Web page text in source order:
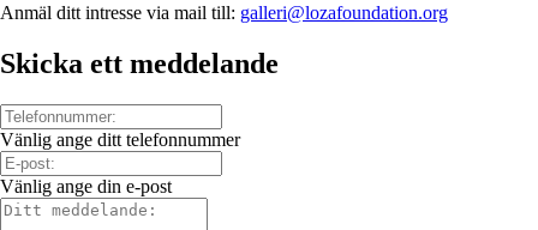
Anmäl ditt intresse via mail till: galleri@lozafoundation.org
Skicka ett meddelande
Vänlig ange ditt telefonnummer
Vänlig ange din e-post